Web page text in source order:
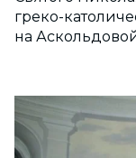
греко-
на